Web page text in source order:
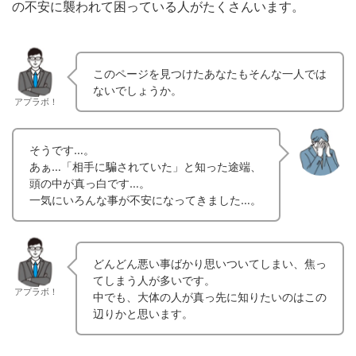
の不安に襲われて困っている人がたくさんいます。
アプラボ！
このページを見つけたあなたもそんな一人では
ないでしょうか。
そうです…。
あぁ…「相手に騙されていた」と知った途端、
頭の中が真っ白です…。
一気にいろんな事が不安になってきました…。
アプラボ！
どんどん悪い事ばかり思いついてしまい、焦っ
てしまう人が多いです。
中でも、大体の人が真っ先に知りたいのはこの
辺りかと思います。